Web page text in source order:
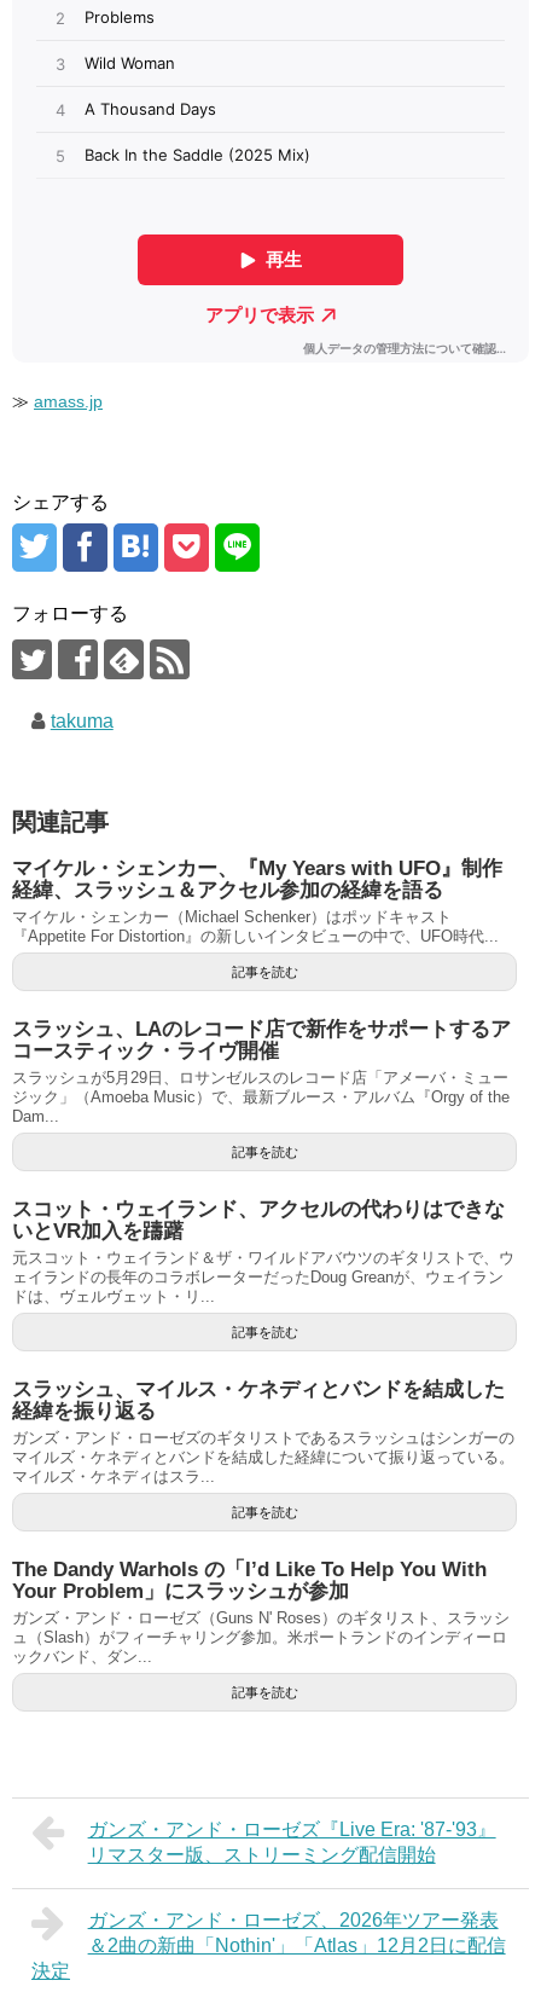
≫ amass.jp
シェアする
フォローする
takuma
関連記事
マイケル・シェンカー、『My Years with UFO』制作
経緯、スラッシュ＆アクセル参加の経緯を語る
マイケル・シェンカー（Michael Schenker）はポッドキャスト
『Appetite For Distortion』の新しいインタビューの中で、UFO時代...
記事を読む
スラッシュ、LAのレコード店で新作をサポートするア
コースティック・ライヴ開催
スラッシュが5月29日、ロサンゼルスのレコード店「アメーバ・ミュー
ジック」（Amoeba Music）で、最新ブルース・アルバム『Orgy of the
Dam...
記事を読む
スコット・ウェイランド、アクセルの代わりはできな
いとVR加入を躊躇
元スコット・ウェイランド＆ザ・ワイルドアバウツのギタリストで、ウ
ェイランドの長年のコラボレーターだったDoug Greanが、ウェイラン
ドは、ヴェルヴェット・リ...
記事を読む
スラッシュ、マイルス・ケネディとバンドを結成した
経緯を振り返る
ガンズ・アンド・ローゼズのギタリストであるスラッシュはシンガーの
マイルズ・ケネディとバンドを結成した経緯について振り返っている。
マイルズ・ケネディはスラ...
記事を読む
The Dandy Warhols の「I’d Like To Help You With
Your Problem」にスラッシュが参加
ガンズ・アンド・ローゼズ（Guns N' Roses）のギタリスト、スラッシ
ュ（Slash）がフィーチャリング参加。米ポートランドのインディーロ
ックバンド、ダン...
記事を読む
ガンズ・アンド・ローゼズ『Live Era: '87-'93』
リマスター版、ストリーミング配信開始
ガンズ・アンド・ローゼズ、2026年ツアー発表
＆2曲の新曲「Nothin'」「Atlas」12月2日に配信
決定